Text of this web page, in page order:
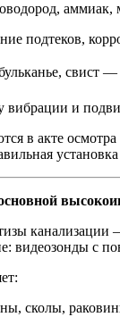
подтеков,
свист
вибрации и
в акте
видеозонды с
сколы,